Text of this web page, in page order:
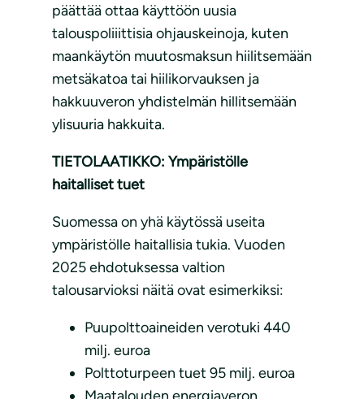
päättää ottaa käyttöön uusia
talouspoliiittisia ohjauskeinoja, kuten
maankäytön muutosmaksun hiilitsemään
metsäkatoa tai hiilikorvauksen ja
hakkuuveron yhdistelmän hillitsemään
ylisuuria hakkuita.
TIETOLAATIKKO: Ympäristölle
haitalliset tuet
Suomessa on yhä käytössä useita
ympäristölle haitallisia tukia. Vuoden
2025 ehdotuksessa valtion
talousarvioksi näitä ovat esimerkiksi:
Puupolttoaineiden verotuki 440
milj. euroa
Polttoturpeen tuet 95 milj. euroa